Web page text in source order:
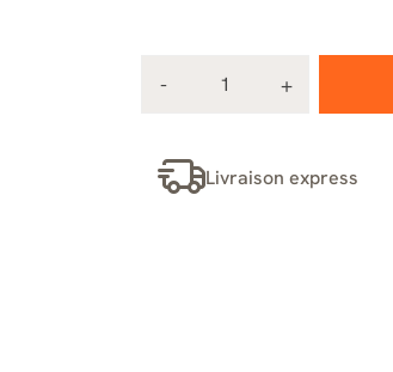
Livraison express